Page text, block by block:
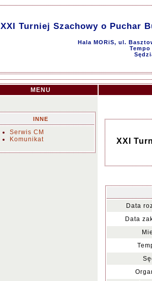
XXI Turniej Szachowy o Puchar
Hala MORiS, ul.
MENU
INNE
Serwis CM
Komunikat
XXI
Data
Data